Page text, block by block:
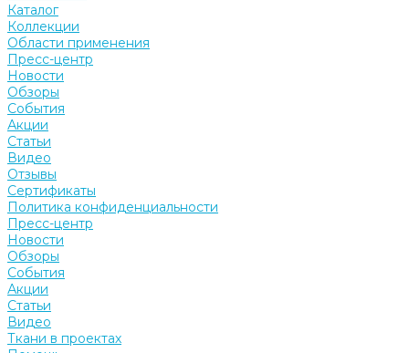
Каталог
Коллекции
Области применения
Пресс-центр
Новости
Обзоры
События
Акции
Статьи
Видео
Отзывы
Сертификаты
Политика конфиденциальности
Пресс-центр
Новости
Обзоры
События
Акции
Статьи
Видео
Ткани в проектах